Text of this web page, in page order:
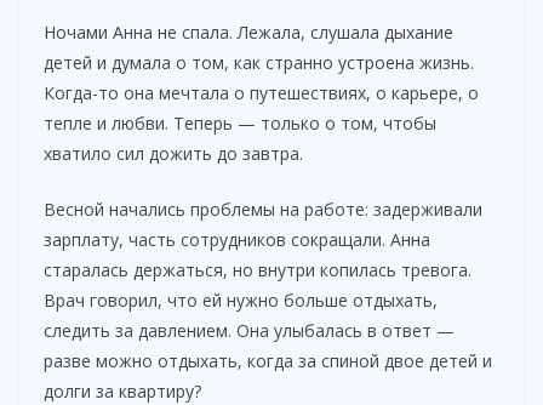
Ночами Анна не спала. Лежала, слушала дыхание
детей и думала о том, как странно устроена жизнь.
Когда-то она мечтала о путешествиях, о карьере, о
тепле и любви. Теперь — только о том, чтобы
хватило сил дожить до завтра.
Весной начались проблемы на работе: задерживали
зарплату, часть сотрудников сокращали. Анна
старалась держаться, но внутри копилась тревога.
Врач говорил, что ей нужно больше отдыхать,
следить за давлением. Она улыбалась в ответ —
разве можно отдыхать, когда за спиной двое детей и
долги за квартиру?